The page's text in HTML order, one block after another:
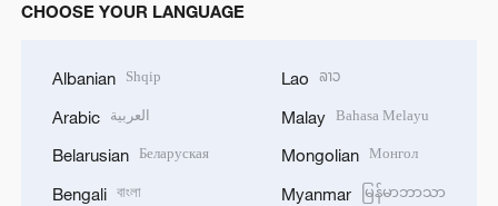
CHOOSE YOUR LANGUAGE
Albanian Shqip
Arabic العربية
Belarusian Беларуская
Bengali বাংলা
Lao ລາວ
Malay Bahasa Melayu
Mongolian Монгол
Myanmar မြန်မာဘာသာ